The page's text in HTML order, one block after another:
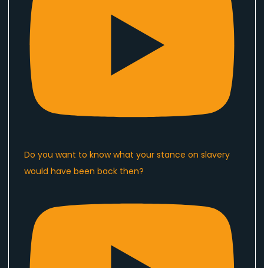
Do you want to know what your stance on slavery
would have been back then?